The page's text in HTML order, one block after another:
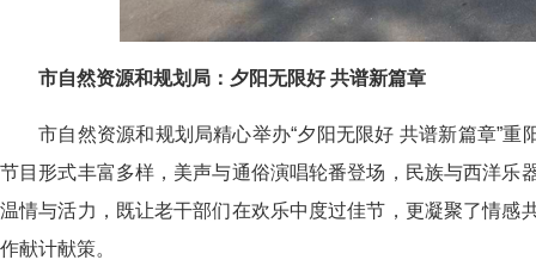
市自然资源和规划局：夕阳无限好 共谱新篇章
市自然资源和规划局精心举办“夕阳无限好 共谱新篇章”
节目形式丰富多样，美声与通俗演唱轮番登场，民族与西洋
温情与活力，既让老干部们在欢乐中度过佳节，更凝聚了情
作献计献策。